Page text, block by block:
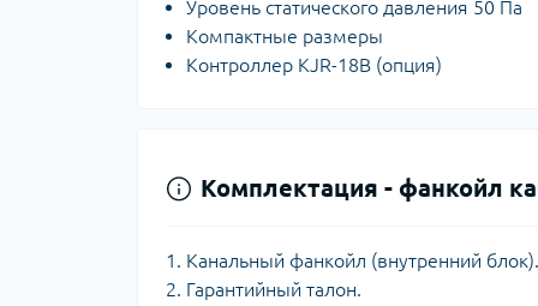
Уровень статического давления 50 Па
Компактные размеры
Контроллер KJR-18B (опция)
Комплектация - фанкойл
Канальный фанкойл (внутренний блок).
Гарантийный талон.